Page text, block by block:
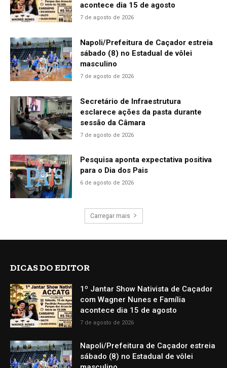
acontece dia 15 de agosto
7 de agosto de 2026
Napoli/Prefeitura de Caçador estreia
sábado (8) no Estadual de vôlei
masculino
7 de agosto de 2026
Secretário de Infraestrutura
esclarece ações da pasta durante
sessão da Câmara
7 de agosto de 2026
Pesquisa aponta expectativa positiva
para o Dia dos Pais
6 de agosto de 2026
Carregar mais
DICAS DO EDITOR
1º Jantar Show Nativista de Caçador
com Wagner Nunes e Família
acontece dia 15 de agosto
7 de agosto de 2026
Napoli/Prefeitura de Caçador estreia
sábado (8) no Estadual de vôlei